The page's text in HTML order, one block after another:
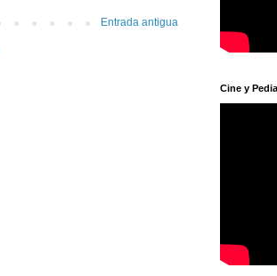
Entrada antigua
Cine y